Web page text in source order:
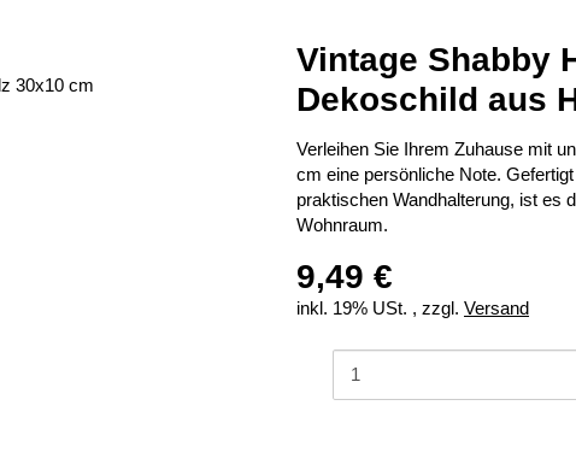
Vintage Shabby
Dekoschild aus
Verleihen Sie Ihrem Zuhause mit
cm eine persönliche Note.
praktischen Wandhalterung, ist es
Wohnraum.
9,49 €
inkl. 19% USt. , zzgl. Versand